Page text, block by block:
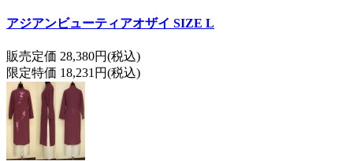
アジアンビューティアオザイ SIZE L
販売定価 28,380円(税込)
限定特価 18,231円(税込)